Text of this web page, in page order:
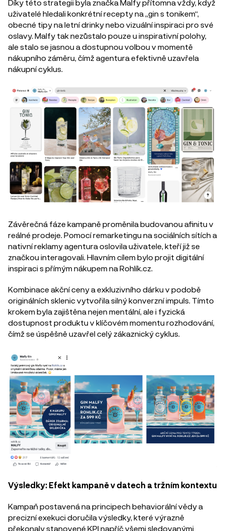
Díky této strategii byla značka Malfy přítomna vždy, když
uživatelé hledali konkrétní recepty na „gin s tonikem“,
obecné tipy na letní drinky nebo vizuální inspiraci pro své
oslavy. Malfy tak nezůstalo pouze u inspirativní polohy,
ale stalo se jasnou a dostupnou volbou v momentě
nákupního záměru, čímž agentura efektivně uzavřela
nákupní cyklus.
Závěrečná fáze kampaně proměnila budovanou afinitu v
reálné prodeje. Pomocí remarketingu na sociálních sítích a
nativní reklamy agentura oslovila uživatele, kteří již se
značkou interagovali. Hlavním cílem bylo projit digitální
inspiraci s přímým nákupem na Rohlík.cz.
Kombinace akční ceny a exkluzivního dárku v podobě
originálních sklenic vytvořila silný konverzní impuls. Tímto
krokem byla zajištěna nejen mentální, ale i fyzická
dostupnost produktu v klíčovém momentu rozhodování,
čímž se úspěšně uzavřel celý zákaznický cyklus.
Výsledky: Efekt kampaně v datech a tržním kontextu
Kampaň postavená na principech behaviorální vědy a
precizní exekuci doručila výsledky, které výrazně
překonaly stanovené KPI napříč všemi sledovanými